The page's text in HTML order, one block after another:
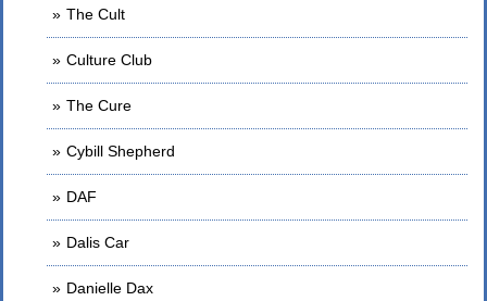
The Cult
Culture Club
The Cure
Cybill Shepherd
DAF
Dalis Car
Danielle Dax